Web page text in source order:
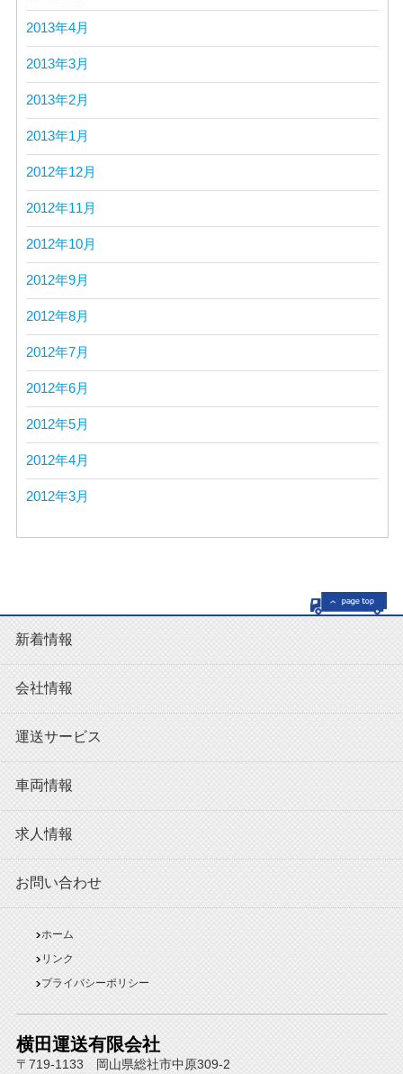
2013年4月
2013年3月
2013年2月
2013年1月
2012年12月
2012年11月
2012年10月
2012年9月
2012年8月
2012年7月
2012年6月
2012年5月
2012年4月
2012年3月
新着情報
会社情報
運送サービス
車両情報
求人情報
お問い合わせ
ホーム
リンク
プライバシーポリシー
横田運送有限会社
〒719-1133 岡山県総社市中原309-2